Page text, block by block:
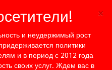
×
и неудержимый рост
политики
и в период с 2012 года
своих услуг. Ждем вас в